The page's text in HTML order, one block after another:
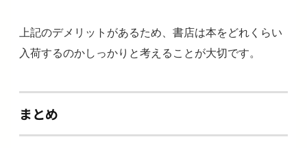
上記のデメリットがあるため、書店は本をどれくらい
入荷するのかしっかりと考えることが大切です。
まとめ